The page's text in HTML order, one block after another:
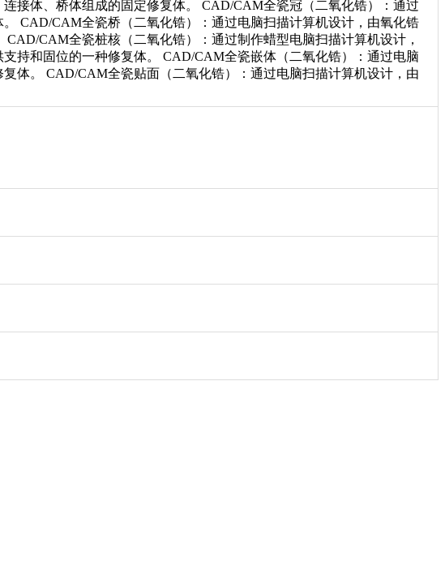
接体、桥体组成的固定修复体。 CAD/CAM全瓷冠（二氧化锆）：通过
CAD/CAM全瓷桥（二氧化锆）：通过电脑扫描计算机设计，由氧化锆
CAM全瓷桩核（二氧化锆）：通过制作蜡型电脑扫描计算机设计，
持和固位的一种修复体。 CAD/CAM全瓷嵌体（二氧化锆）：通过电脑
体。 CAD/CAM全瓷贴面（二氧化锆）：通过电脑扫描计算机设计，由